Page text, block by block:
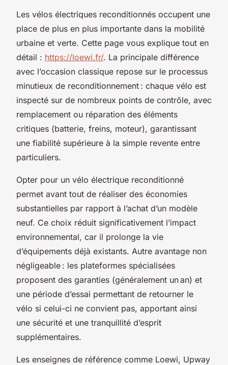
Les vélos électriques reconditionnés occupent une
place de plus en plus importante dans la mobilité
urbaine et verte. Cette page vous explique tout en
détail : https://loewi.fr/. La principale différence
avec l’occasion classique repose sur le processus
minutieux de reconditionnement : chaque vélo est
inspecté sur de nombreux points de contrôle, avec
remplacement ou réparation des éléments
critiques (batterie, freins, moteur), garantissant
une fiabilité supérieure à la simple revente entre
particuliers.
Opter pour un vélo électrique reconditionné
permet avant tout de réaliser des économies
substantielles par rapport à l’achat d’un modèle
neuf. Ce choix réduit significativement l’impact
environnemental, car il prolonge la vie
d’équipements déjà existants. Autre avantage non
négligeable : les plateformes spécialisées
proposent des garanties (généralement un an) et
une période d’essai permettant de retourner le
vélo si celui-ci ne convient pas, apportant ainsi
une sécurité et une tranquillité d’esprit
supplémentaires.
Les enseignes de référence comme Loewi, Upway